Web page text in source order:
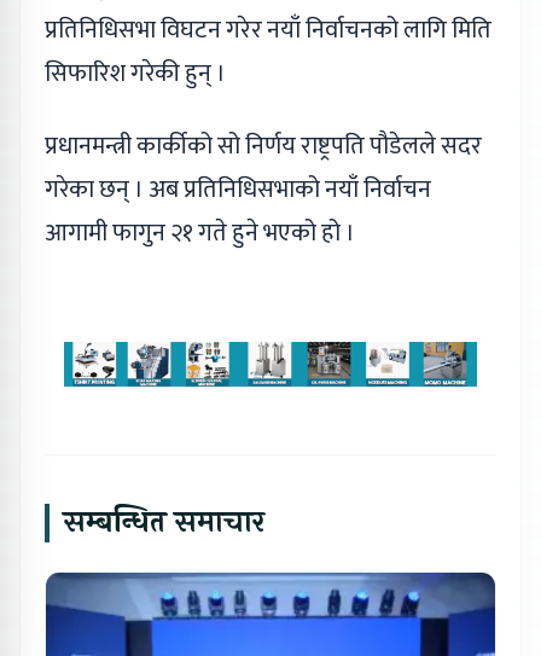
प्रतिनिधिसभा विघटन गरेर नयाँ निर्वाचनको लागि मिति
सिफारिश गरेकी हुन् ।
प्रधानमन्त्री कार्कीको सो निर्णय राष्ट्रपति पौडेलले सदर
गरेका छन् । अब प्रतिनिधिसभाको नयाँ निर्वाचन
आगामी फागुन २१ गते हुने भएको हो ।
सम्बन्धित समाचार